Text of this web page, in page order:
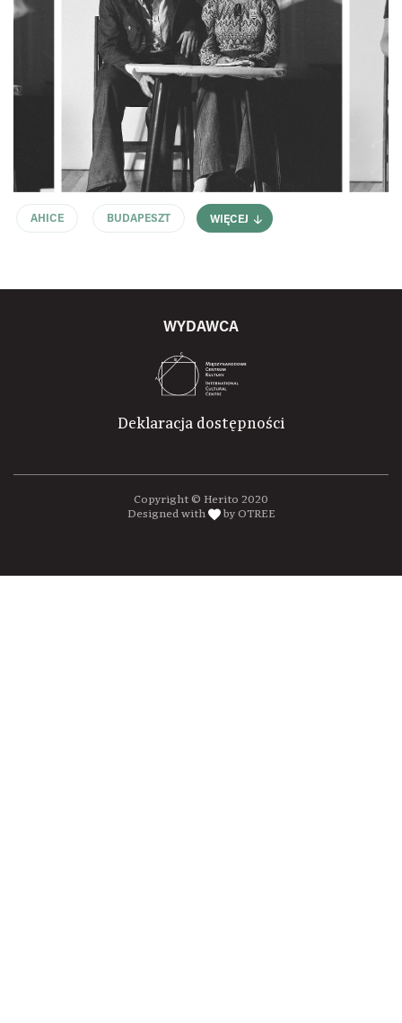
AHICE BUDAPESZT WIĘCEJ
WYDAWCA
Deklaracja dostępności
Copyright © Herito 2020
Designed with
by OTREE